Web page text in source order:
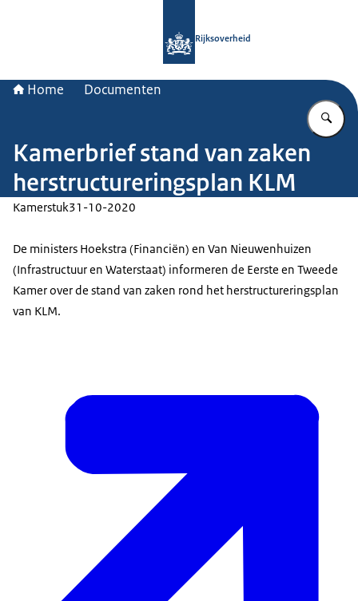
Rijksoverheid
Home Documenten
Kamerbrief stand van zaken
herstructureringsplan KLM
Kamerstuk31-10-2020
De ministers Hoekstra (Financiën) en Van Nieuwenhuizen
(Infrastructuur en Waterstaat) informeren de Eerste en Tweede
Kamer over de stand van zaken rond het herstructureringsplan
van KLM.